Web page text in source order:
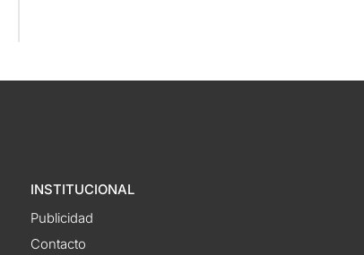
INSTITUCIONAL
Publicidad
Contacto